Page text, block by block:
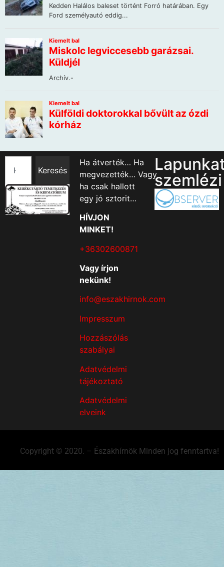
Keresés
Ha átverték… Ha
megvezették… Vagy
ha csak hallott
egy jó sztorit…
HÍVJON
MINKET!
+36302600871
Vagy írjon
nekünk!
info@eszakhirnok.com
Impresszum
Hozzászólás
szabályai
Adatvédelmi
tájékoztató
Adatvédelmi
elveink
szemlézi
Copyright © 2020. – Északhírnök Minden jog fenntartva!